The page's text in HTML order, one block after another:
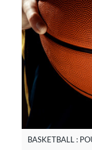
BASKETBALL :